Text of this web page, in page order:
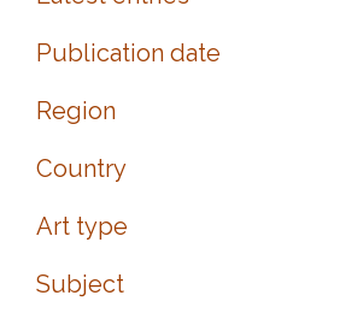
Publication date
Region
Country
Art type
Subject